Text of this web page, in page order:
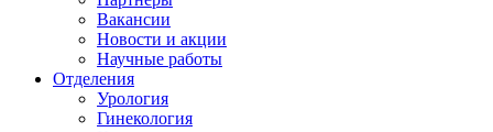
Вакансии
Новости и акции
Научные работы
Отделения
Урология
Гинекология